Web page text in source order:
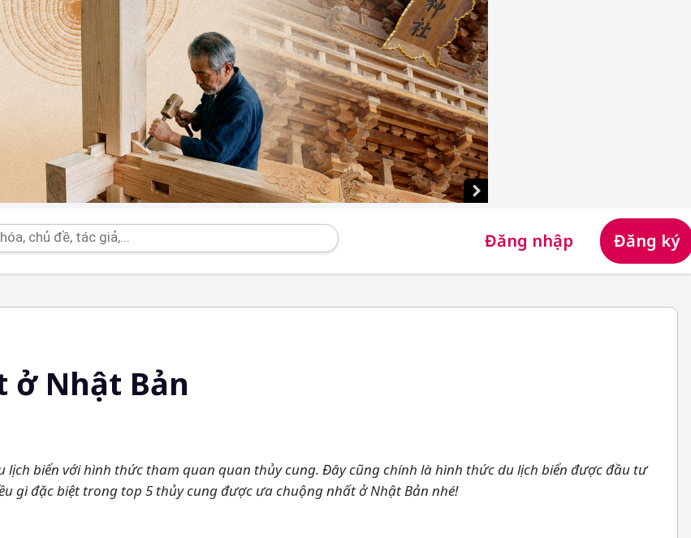
Đăng nhập Đăng ký
ở Nhật Bản
biển với hình thức tham quan quan thủy cung. Đây cũng chính là hình thức du lịch biển được đầu tư
gì đặc biệt trong top 5 thủy cung được ưa chuộng nhất ở Nhật Bản nhé!